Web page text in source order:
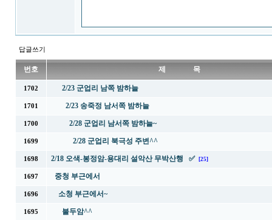
답글쓰기
번호 제 목
1702 2/23 군업리 남쪽 밤하늘
1701 2/23 송죽정 남서쪽 밤하늘
1700 2/28 군업리 남서쪽 밤하늘~
1699 2/28 군업리 북극성 주변^^
1698 2/18 오색-봉정암-용대리 설악산 무박산행 ✅ [25]
1697 중청 부근에서
1696 소청 부근에서~
1695 불두암^^